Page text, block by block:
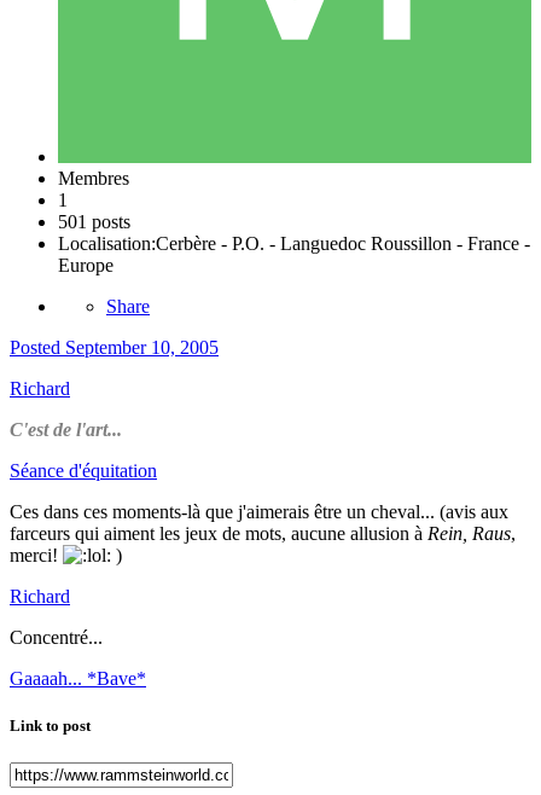
Membres
1
501 posts
Localisation:Cerbère - P.O. - Languedoc Roussillon - France -
Europe
Share
Posted September 10, 2005
Richard
C'est de l'art...
Séance d'équitation
Ces dans ces moments-là que j'aimerais être un cheval... (avis aux
farceurs qui aiment les jeux de mots, aucune allusion à Rein, Raus,
merci!
)
Richard
Concentré...
Gaaaah... *Bave*
Link to post